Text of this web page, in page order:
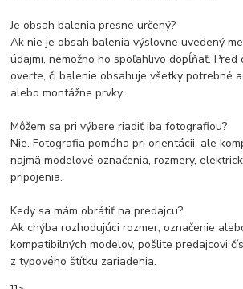
Je obsah balenia presne určený?
Ak nie je obsah balenia výslovne uvedený
údajmi, nemožno ho spoľahlivo dopĺňať. Pred
overte, či balenie obsahuje všetky potrebné
alebo montážne prvky.
Môžem sa pri výbere riadiť iba fotografiou?
Nie. Fotografia pomáha pri orientácii, ale
najmä modelové označenia, rozmery,
pripojenia.
Kedy sa mám obrátiť na predajcu?
Ak chýba rozhodujúci rozmer, označenie
kompatibilných modelov, pošlite predajcovi
z typového štítku zariadenia.